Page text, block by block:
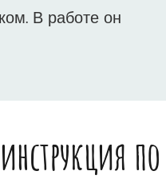
В работе он
по